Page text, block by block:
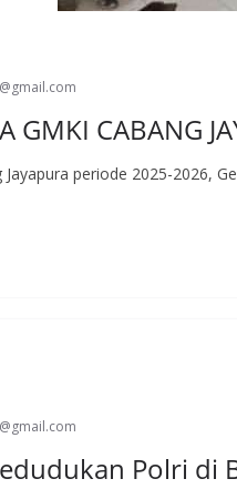
GMKI CABANG
Jayapura periode 2025-2026,
Polri di